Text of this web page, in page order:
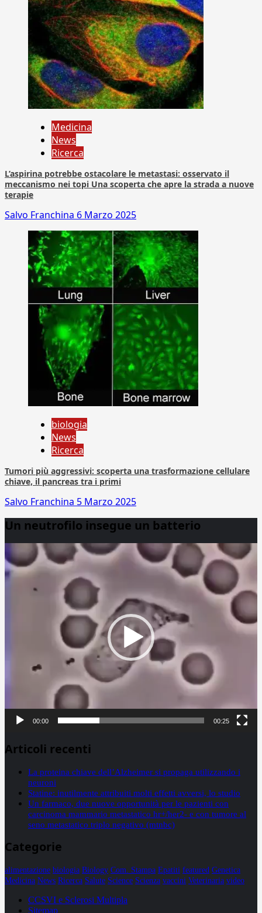
Medicina
News
Ricerca
L’aspirina potrebbe ostacolare le metastasi: osservato il
meccanismo nei topi Una scoperta che apre la strada a nuove
terapie
Salvo Franchina 6 Marzo 2025
biologia
News
Ricerca
Tumori più aggressivi: scoperta una trasformazione cellulare
chiave, il pancreas tra i primi
Salvo Franchina 5 Marzo 2025
Un neutrofilo insegue un batterio
Player
00:00 00:25
Articoli recenti
La proteina chiave dell’Alzheimer si propaga utilizzando i
neuroni
Statine: inutilmente attribuiti molti effetti avversi, lo studio
Un farmaco, due nuove opportunità per le pazienti con
carcinoma mammario metastatico hr+/her2- e con tumore al
seno metastatico triplo negativo (mtnbc)
Categorie
alimentazione biologia Biology Com. Stampa Epatiti featured Genetica
Medicina News Ricerca Salute Science Scienza vaccini Veterinaria video
CCSVI e Sclerosi Multipla
Sitemap